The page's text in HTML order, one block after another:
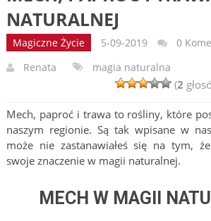
NATURALNEJ
Magiczne Życie 5-09-2019
0
Renata
magia naturalna
(2
Mech, paproć i trawa to rośliny, które
naszym regionie. Są tak wpisane w
może nie zastanawiałeś się na tym,
swoje znaczenie w magii naturalnej.
MECH W MAGII